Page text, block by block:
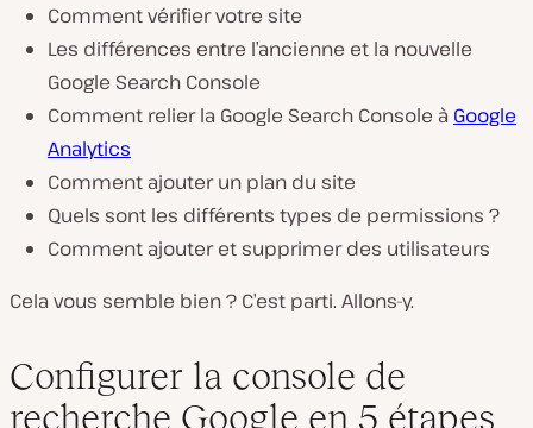
Comment vérifier votre site
Les différences entre l’ancienne et la nouvelle
Google Search Console
Comment relier la Google Search Console à Google
Analytics
Comment ajouter un plan du site
Quels sont les différents types de permissions ?
Comment ajouter et supprimer des utilisateurs
Cela vous semble bien ? C’est parti. Allons-y.
Configurer la console de
recherche Google en 5 étapes